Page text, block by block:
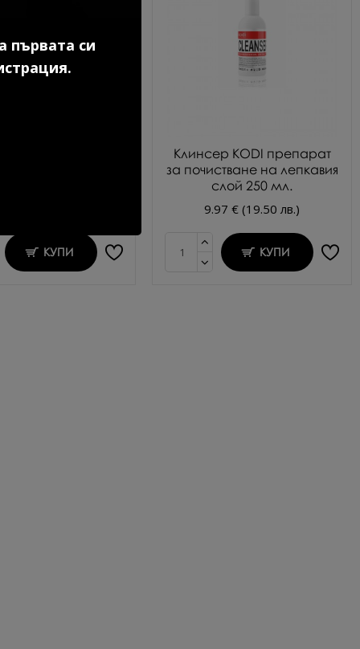
първата си
КУПИ
Клинсер KODI препарат
за почистване на лепкавия
слой 250 мл.
9.97 € (19.50 лв.)
КУПИ